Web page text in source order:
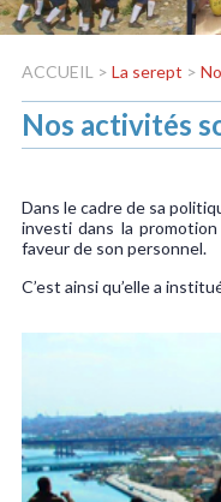
ACCUEIL > La serept >
Nos activités
Dans le cadre de sa
investi dans la
faveur de son personnel.
C’est ainsi qu’elle a